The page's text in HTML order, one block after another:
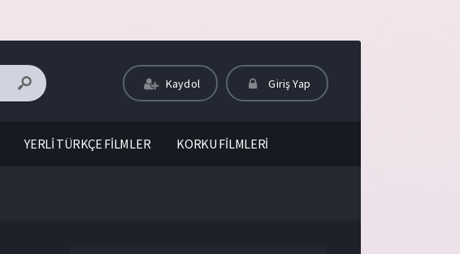
Kaydol Giriş Yap
YERLİ TÜRKÇE FİLMLER KORKU FİLMLERİ